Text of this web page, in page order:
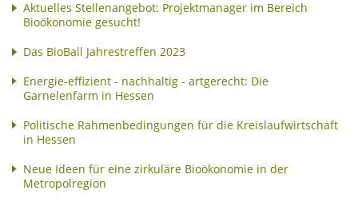
Aktuelles Stellenangebot: Projektmanager im Bereich
Bioökonomie gesucht!
Das BioBall Jahrestreffen 2023
Energie-effizient - nachhaltig - artgerecht: Die
Garnelenfarm in Hessen
Politische Rahmenbedingungen für die Kreislaufwirtschaft
in Hessen
Neue Ideen für eine zirkuläre Bioökonomie in der
Metropolregion